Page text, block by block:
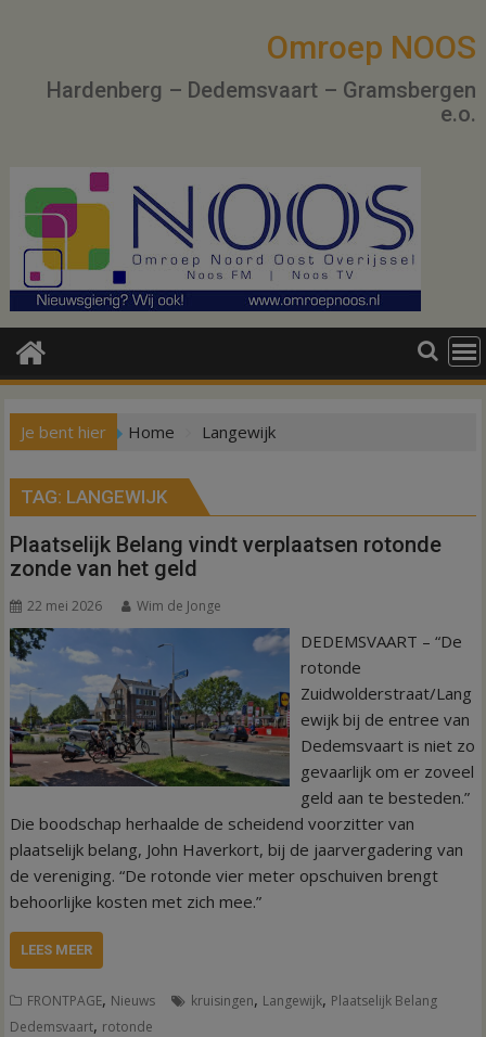
Omroep NOOS
Hardenberg – Dedemsvaart – Gramsbergen
e.o.
Je bent hier Home Langewijk
TAG: LANGEWIJK
Plaatselijk Belang vindt verplaatsen rotonde
zonde van het geld
22 mei 2026 Wim de Jonge
DEDEMSVAART – “De
rotonde
Zuidwolderstraat/Lang
ewijk bij de entree van
Dedemsvaart is niet zo
gevaarlijk om er zoveel
geld aan te besteden.”
Die boodschap herhaalde de scheidend voorzitter van
plaatselijk belang, John Haverkort, bij de jaarvergadering van
de vereniging. “De rotonde vier meter opschuiven brengt
behoorlijke kosten met zich mee.”
LEES MEER
FRONTPAGE, Nieuws kruisingen, Langewijk, Plaatselijk Belang
Dedemsvaart, rotonde